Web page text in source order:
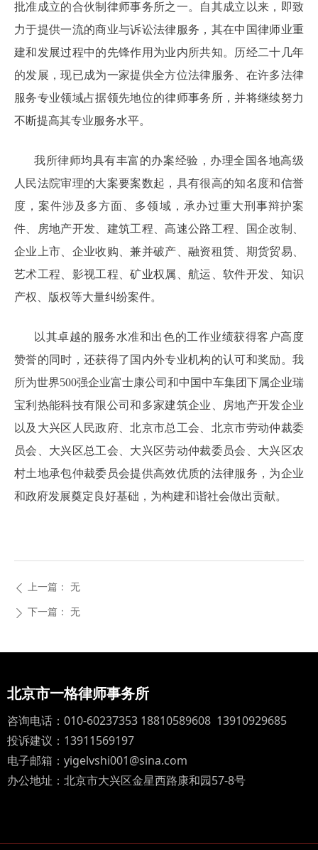
批准成立的合伙制律师事务所之一。自其成立以来，即致
力于提供一流的商业与诉讼法律服务，其在中国律师业重
建和发展过程中的先锋作用为业内所共知。历经二十几年
的发展，现已成为一家提供全方位法律服务、在许多法律
服务专业领域占据领先地位的律师事务所，并将继续努力
不断提高其专业服务水平。
我所律师均具有丰富的办案经验，办理全国各地高级
人民法院审理的大案要案数起，具有很高的知名度和信誉
度，案件涉及多方面、多领域，承办过重大刑事辩护案
件、房地产开发、建筑工程、高速公路工程、国企改制、
企业上市、企业收购、兼并破产、融资租赁、期货贸易、
艺术工程、影视工程、矿业权属、航运、软件开发、知识
产权、版权等大量纠纷案件。
以其卓越的服务水准和出色的工作业绩获得客户高度
赞誉的同时，还获得了国内外专业机构的认可和奖励。我
所为世界500强企业富士康公司和中国中车集团下属企业瑞
宝利热能科技有限公司和多家建筑企业、房地产开发企业
以及大兴区人民政府、北京市总工会、北京市劳动仲裁委
员会、大兴区总工会、大兴区劳动仲裁委员会、大兴区农
村土地承包仲裁委员会提供高效优质的法律服务，为企业
和政府发展奠定良好基础，为构建和谐社会做出贡献。
ꄴ 上一篇： 无
ꄲ 下一篇： 无
北京市一格律师事务所
咨询电话：010-60237353 18810589608 13910929685
投诉建议：13911569197
电子邮箱：yigelvshi001@sina.com
办公地址：北京市大兴区金星西路康和园57-8号